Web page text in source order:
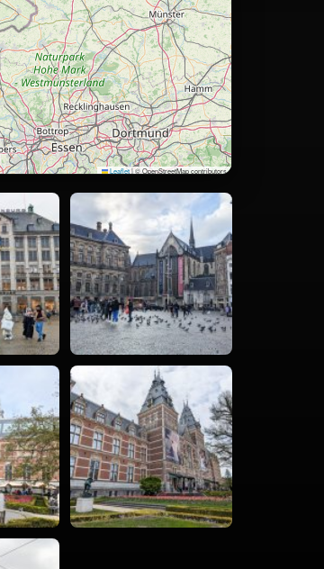
Leaflet|© OpenStreetMap contributors